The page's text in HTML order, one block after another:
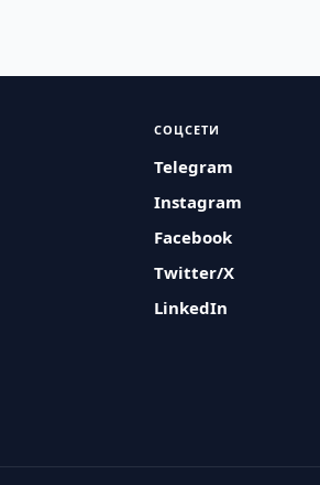
СОЦСЕТИ
Telegram
Instagram
Facebook
Twitter/X
LinkedIn